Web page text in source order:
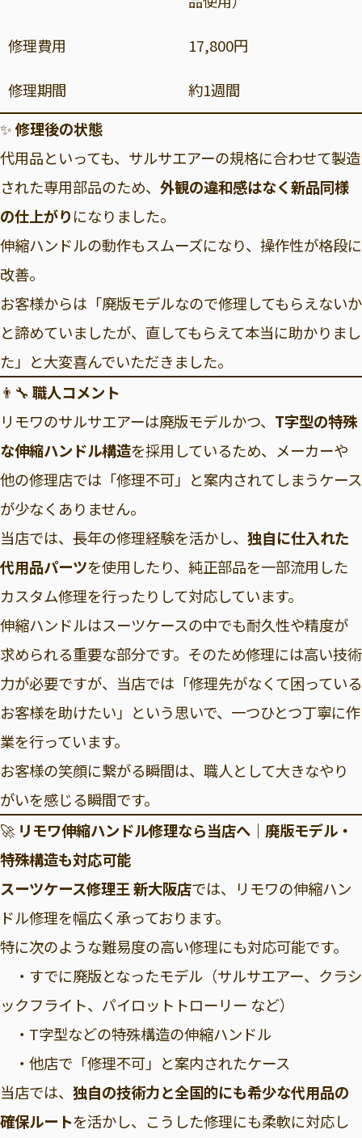
修理費用 17,800円
修理期間
約1週間
✨修理後の状態
代用品といっても、サルサエアーの規格に合わせて製造
された専用部品のため、 外観の違和感はなく新品同様
の仕上がりになりました。
伸縮ハンドルの動作もスムーズになり、操作性が格段に
改善。
お客様からは「廃版モデルなので修理してもらえないか
と諦めていましたが、直してもらえて本当に助かりまし
た」と大変喜んでいただきました。
👨‍🔧 職人コメント
リモワのサルサエアーは廃版モデルかつ、 T字型の特殊
な伸縮ハンドル構造を採用しているため、メーカーや
他の修理店では「修理不可」と案内されてしまうケース
が少なくありません。
当店では、長年の修理経験を活かし、 独自に仕入れた
代用品パーツを使用したり、純正部品を一部流用した
カスタム修理を行ったりして対応しています。
伸縮ハンドルはスーツケースの中でも耐久性や精度が
求められる重要な部分です。そのため修理には高い技術
力が必要ですが、当店では「修理先がなくて困っている
お客様を助けたい」という思いで、一つひとつ丁寧に作
業を行っています。
お客様の笑顔に繋がる瞬間は、職人として大きなやり
がいを感じる瞬間です。
🚀 リモワ伸縮ハンドル修理なら当店へ｜廃版モデル・
特殊構造も対応可能
スーツケース修理王 新大阪店では、リモワの伸縮ハン
ドル修理を幅広く承っております。
特に次のような難易度の高い修理にも対応可能です。
・すでに廃版となったモデル（サルサエアー、クラシ
ックフライト、パイロットトローリー など）
・T字型などの特殊構造の伸縮ハンドル
・他店で「修理不可」と案内されたケース
当店では、 独自の技術力と全国的にも希少な代用品の
確保ルートを活かし、こうした修理にも柔軟に対応し